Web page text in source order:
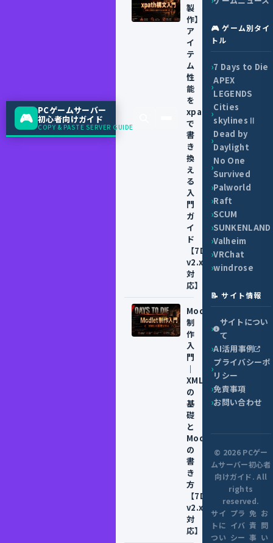
🎮 PCゲームサーバー
初心者向けガイド
COPY & PASTE SERVER GUIDE
キーワードを入力
製
作】
ア
イ
テ
ム
性
能
を
xpath
で
書
き
換
え
る
入
門
ガ
イ
ド
【7DTD
v2.x
対
応】
Modlet
制
作
入
門
｜
XML
の
基
礎
と
ModInfo.xml
の
書
き
方
【7DTD
v2.x
対
応】
🎮 ゲーム別タイ
トル
7 Days to Die
APEX
LEGENDS
Cities
skylinesⅡ
Dead by
Daylight
No One
Survived
Palworld
Raft
SCUM
SUNKENLAND
Valheim
VRChat
windrose
📝 サイト情報
サイトについ
て
AI活用事例
プライバシーポ
リシー
免責事項
お問い合わせ
© 2026 PCゲー
ムサーバー初心者
向けガイド. All
rights
reserved.
サイ
トに
つい
プラ
イバ
シー
免
責
事
お
問
い